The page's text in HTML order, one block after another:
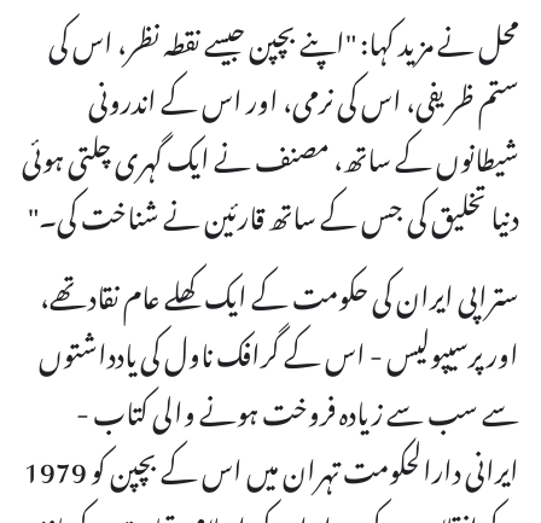
محل نے مزید کہا: "اپنے بچپن جیسے نقطہ نظر، اس کی
ستم ظریفی، اس کی نرمی، اور اس کے اندرونی
شیطانوں کے ساتھ، مصنف نے ایک گہری چلتی ہوئی
دنیا تخلیق کی جس کے ساتھ قارئین نے شناخت کی۔"
ستراپی ایران کی حکومت کے ایک کھلے عام نقاد تھے،
اور پرسیپولیس - اس کے گرافک ناول کی یادداشتوں
سے سب سے زیادہ فروخت ہونے والی کتاب -
ایرانی دارالحکومت تہران میں اس کے بچپن کو 1979